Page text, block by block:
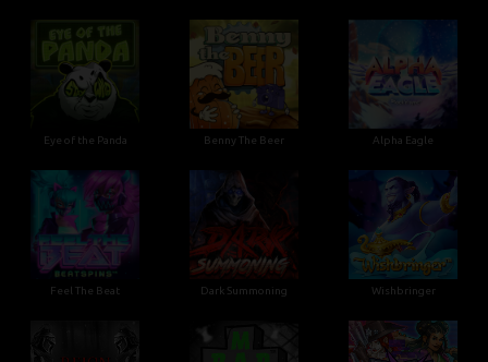
Eye of the Panda Benny The Beer Alpha Eagle
Feel The Beat Dark Summoning Wishbringer